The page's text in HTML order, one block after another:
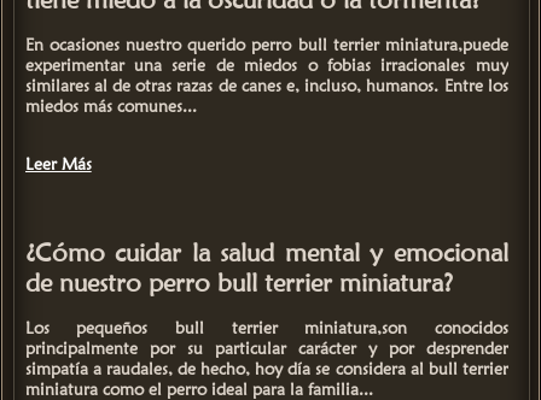
En ocasiones nuestro querido perro bull terrier miniatura,puede
experimentar una serie de miedos o fobias irracionales muy
similares al de otras razas de canes e, incluso, humanos. Entre los
miedos más comunes...
Leer Más
¿Cómo cuidar la salud mental y emocional
de nuestro perro bull terrier miniatura?
Los pequeños bull terrier miniatura,son conocidos
principalmente por su particular carácter y por desprender
simpatía a raudales, de hecho, hoy día se considera al bull terrier
miniatura como el perro ideal para la familia...